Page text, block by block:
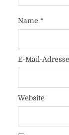
Name *
E-Mail-Adresse
Website